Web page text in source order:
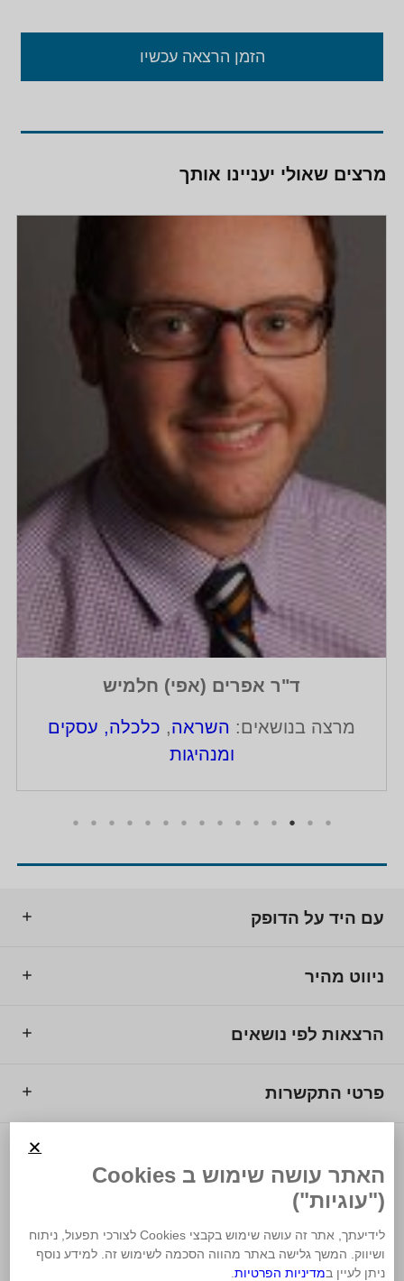
הזמן הרצאה עכשיו
מרצים שאולי יעניינו אותך
ד"ר אפרים (אפי) חלמיש
מרצה בנושאים: השראה, כלכלה, עסקים
ומנהיגות
עם היד על הדופק
ניווט מהיר
הרצאות לפי נושאים
פרטי התקשרות
משרד פרסום
האתר עושה שימוש ב Cookies
("עוגיות")
לידיעתך, אתר זה עושה שימוש בקבצי Cookies לצורכי תפעול, ניתוח
ושיווק. המשך גלישה באתר מהווה הסכמה לשימוש זה. למידע נוסף
ניתן לעיין במדיניות הפרטיות